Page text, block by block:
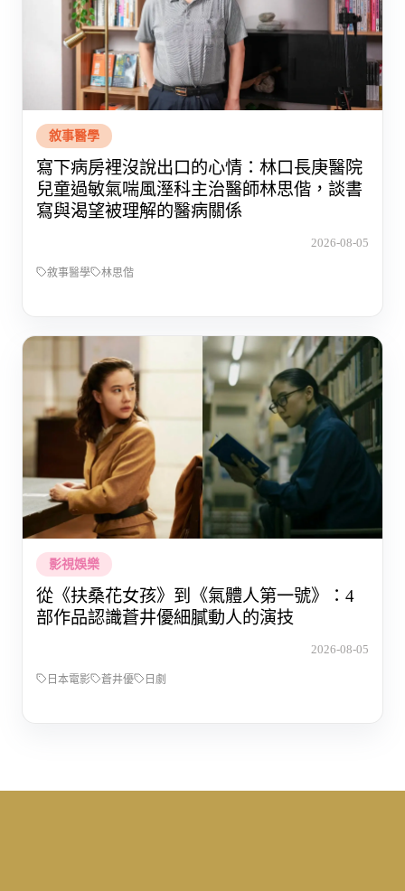
敘事醫學
寫下病房裡沒說出口的心情：林口長庚醫院
兒童過敏氣喘風溼科主治醫師林思偕，談書
寫與渴望被理解的醫病關係
2026-08-05
敘事醫學 林思偕
影視娛樂
從《扶桑花女孩》到《氣體人第一號》：4
部作品認識蒼井優細膩動人的演技
2026-08-05
日本電影 蒼井優 日劇